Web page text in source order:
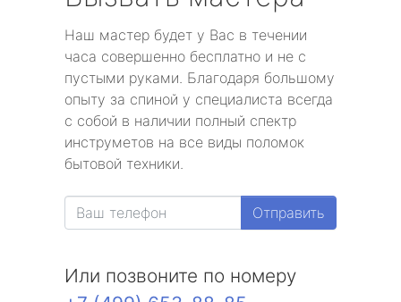
Наш мастер будет у Вас в течении
часа совершенно бесплатно и не с
пустыми руками. Благодаря большому
опыту за спиной у специалиста всегда
с собой в наличии полный спектр
инструметов на все виды поломок
бытовой техники.
Отправить
Или позвоните по номеру